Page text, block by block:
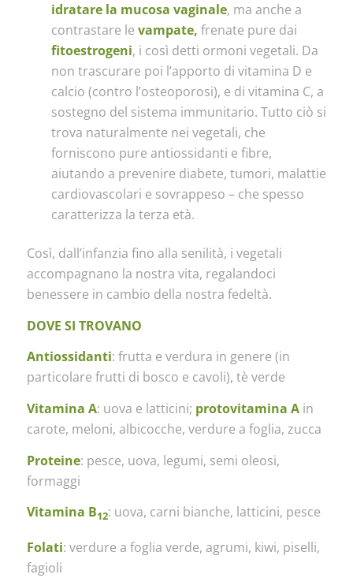
idratare la mucosa vaginale, ma anche a
contrastare le vampate, frenate pure dai
fitoestrogeni, i così detti ormoni vegetali. Da
non trascurare poi l’apporto di vitamina D e
calcio (contro l’osteoporosi), e di vitamina C, a
sostegno del sistema immunitario. Tutto ciò si
trova naturalmente nei vegetali, che
forniscono pure antiossidanti e fibre,
aiutando a prevenire diabete, tumori, malattie
cardiovascolari e sovrappeso – che spesso
caratterizza la terza età.
Così, dall’infanzia fino alla senilità, i vegetali
accompagnano la nostra vita, regalandoci
benessere in cambio della nostra fedeltà.
DOVE SI TROVANO
Antiossidanti: frutta e verdura in genere (in
particolare frutti di bosco e cavoli), tè verde
Vitamina A: uova e latticini; protovitamina Ain
carote, meloni, albicocche, verdure a foglia, zucca
Proteine: pesce, uova, legumi, semi oleosi,
formaggi
Vitamina B12: uova, carni bianche, latticini, pesce
Folati: verdure a foglia verde, agrumi, kiwi, piselli,
fagioli